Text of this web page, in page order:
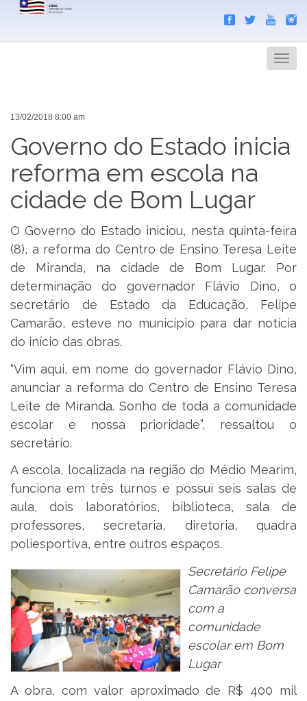
Menu
13/02/2018 8:00 am
Governo do Estado inicia
reforma em escola na
cidade de Bom Lugar
O Governo do Estado iniciou, nesta quinta-feira
(8), a reforma do Centro de Ensino Teresa Leite
de Miranda, na cidade de Bom Lugar. Por
determinação do governador Flávio Dino, o
secretário de Estado da Educação, Felipe
Camarão, esteve no município para dar notícia
do início das obras.
“Vim aqui, em nome do governador Flávio Dino,
anunciar a reforma do Centro de Ensino Teresa
Leite de Miranda. Sonho de toda a comunidade
escolar e nossa prioridade”, ressaltou o
secretário.
A escola, localizada na região do Médio Mearim,
funciona em três turnos e possui seis salas de
aula, dois laboratórios, biblioteca, sala de
professores, secretaria, diretoria, quadra
poliesportiva, entre outros espaços.
Secretário Felipe
Camarão conversa
com a
comunidade
escolar em Bom
Lugar
A obra, com valor aproximado de R$ 400 mil